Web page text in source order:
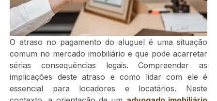
O atraso no pagamento do aluguel é uma situação
comum no mercado imobiliário e que pode acarretar
sérias consequências legais. Compreender as
implicações deste atraso e como lidar com ele é
essencial para locadores e locatários. Neste